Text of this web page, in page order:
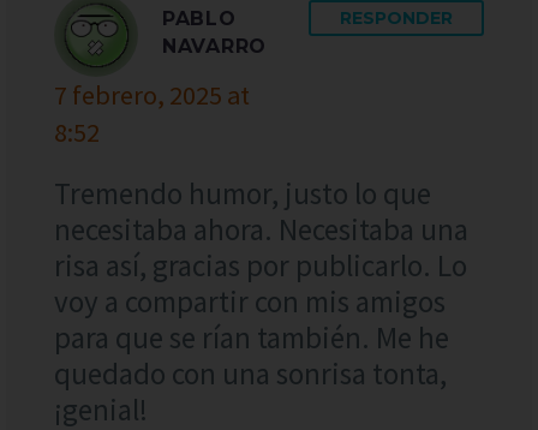
PABLO
NAVARRO
7 febrero, 2025 at
8:52
RESPONDER
Tremendo humor, justo lo que
necesitaba ahora. Necesitaba una
risa así, gracias por publicarlo. Lo
voy a compartir con mis amigos
para que se rían también. Me he
quedado con una sonrisa tonta,
¡genial!